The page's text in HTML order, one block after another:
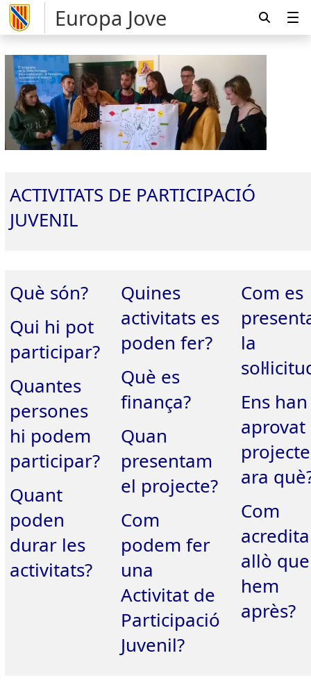
Europa Jove
ACTIVITATS DE PARTICIPACIÓ
JUVENIL
Què són?
Qui hi pot
participar?
Quantes
persones
hi podem
participar?
Quant
poden
durar les
activitats?
Quines
activitats es
poden fer?
Què es
finança?
Quan
presentam
el projecte?
Com
podem fer
una
Activitat de
Participació
Juvenil?
Com es
la
Ens han
aprovat
ara
Com
allò que
hem
après?